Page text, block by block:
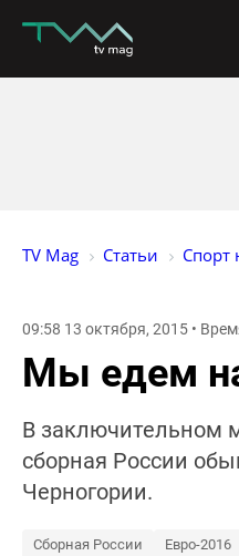
TV Mag Статьи Спорт
09:58 13 октября, 2015 •
Мы едем
В заключительном
сборная России
Черногории.
Сборная России Евро-2016